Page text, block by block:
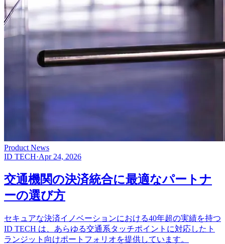
Product News
ID TECH·Apr 24, 2026
交通機関の決済統合に最適なパートナ
ーの選び方
セキュアな決済イノベーションにおける40年超の実績を持つ
ID TECH は、あらゆる交通系タッチポイントに対応したト
ランジット向けポートフォリオを提供しています。